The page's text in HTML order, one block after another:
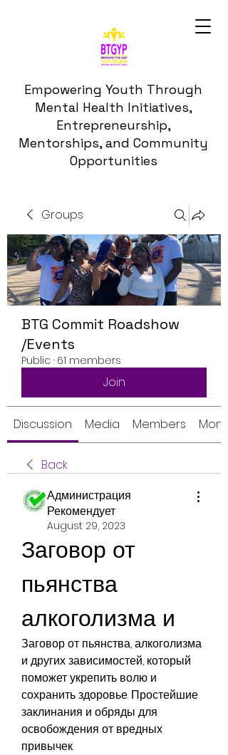
Empowering Youth Through
Mental Health Initiatives,
Entrepreneurship,
Mentorships, and Community
Opportunities
Groups
BTG Commit Roadshow
/Events
Public · 61 members
Join
Discussion Media Members
Back
Администрация
Рекомендует
August 29, 2023
Заговор от
пьянства
алкоголизма и
Заговор от пьянства, алкоголизма
и других зависимостей, который
поможет укрепить волю и
сохранить здоровье. Простейшие
заклинания и обряды для
освобождения от вредных
привычек.